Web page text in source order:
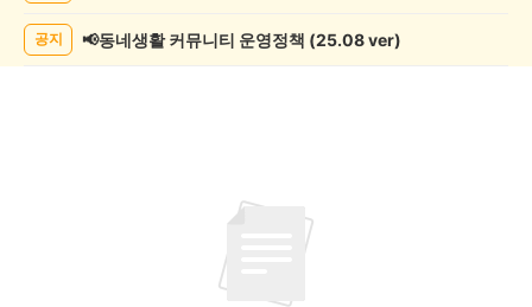
목
공지 📢동네생활 커뮤니티 운영정책 (25.08 ver)